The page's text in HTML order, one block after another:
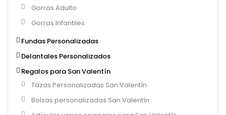
Gorras Adulto
Gorras Infantiles
Fundas Personalizadas
Delantales Personalizados
Regalos para San Valentín
Tazas Personalizadas San Valentín
Bolsas personalizadas San Valentín